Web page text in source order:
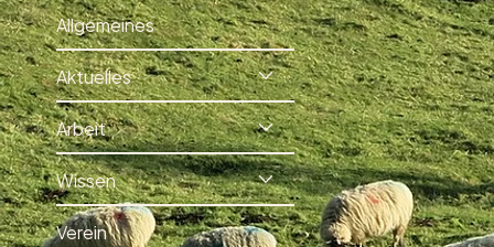
Allgemeines
Aktuelles
Arbeit
Wissen
Verein